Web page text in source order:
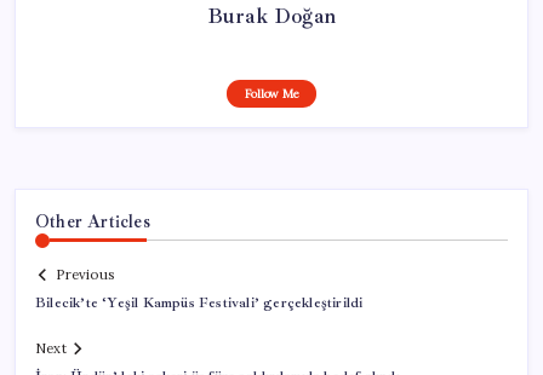
Burak Doğan
Follow Me
Other Articles
Previous
Bilecik’te ‘Yeşil Kampüs Festivali’ gerçekleştirildi
Next